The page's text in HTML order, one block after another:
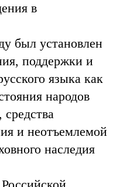
в
был установлен
поддержки и
языка как
народов
и неотъемлемой
наследия